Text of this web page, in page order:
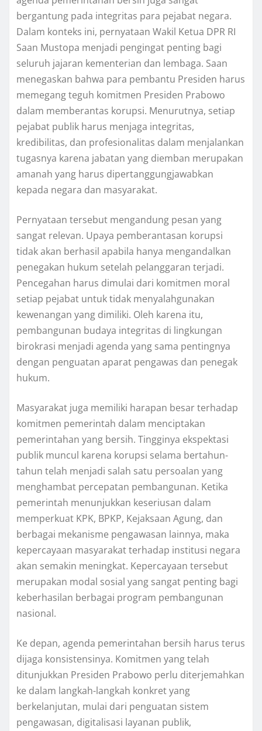
bergantung pada integritas para pejabat negara.
Dalam konteks ini, pernyataan Wakil Ketua DPR RI
Saan Mustopa menjadi pengingat penting bagi
seluruh jajaran kementerian dan lembaga. Saan
menegaskan bahwa para pembantu Presiden harus
memegang teguh komitmen Presiden Prabowo
dalam memberantas korupsi. Menurutnya, setiap
pejabat publik harus menjaga integritas,
kredibilitas, dan profesionalitas dalam menjalankan
tugasnya karena jabatan yang diemban merupakan
amanah yang harus dipertanggungjawabkan
kepada negara dan masyarakat.
Pernyataan tersebut mengandung pesan yang
sangat relevan. Upaya pemberantasan korupsi
tidak akan berhasil apabila hanya mengandalkan
penegakan hukum setelah pelanggaran terjadi.
Pencegahan harus dimulai dari komitmen moral
setiap pejabat untuk tidak menyalahgunakan
kewenangan yang dimiliki. Oleh karena itu,
pembangunan budaya integritas di lingkungan
birokrasi menjadi agenda yang sama pentingnya
dengan penguatan aparat pengawas dan penegak
hukum.
Masyarakat juga memiliki harapan besar terhadap
komitmen pemerintah dalam menciptakan
pemerintahan yang bersih. Tingginya ekspektasi
publik muncul karena korupsi selama bertahun-
tahun telah menjadi salah satu persoalan yang
menghambat percepatan pembangunan. Ketika
pemerintah menunjukkan keseriusan dalam
memperkuat KPK, BPKP, Kejaksaan Agung, dan
berbagai mekanisme pengawasan lainnya, maka
kepercayaan masyarakat terhadap institusi negara
akan semakin meningkat. Kepercayaan tersebut
merupakan modal sosial yang sangat penting bagi
keberhasilan berbagai program pembangunan
nasional.
Ke depan, agenda pemerintahan bersih harus terus
dijaga konsistensinya. Komitmen yang telah
ditunjukkan Presiden Prabowo perlu diterjemahkan
ke dalam langkah-langkah konkret yang
berkelanjutan, mulai dari penguatan sistem
pengawasan, digitalisasi layanan publik,